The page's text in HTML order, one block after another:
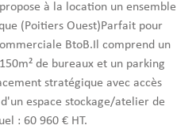
à la location un ensemble
(Poitiers Ouest)Parfait pour
BtoB.Il comprend un
de bureaux et un parking
stratégique avec accès
espace stockage/atelier de
: 60 960 € HT.